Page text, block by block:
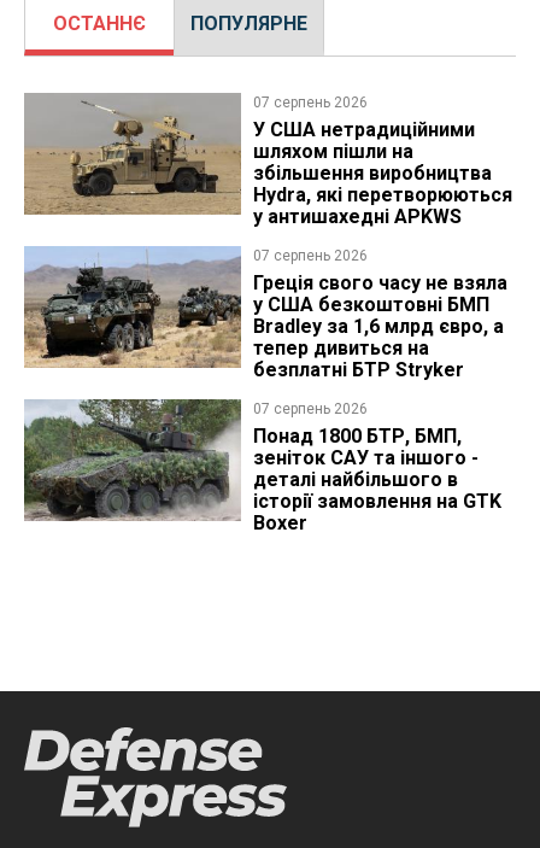
ОСТАННЄ ПОПУЛЯРНЕ
07 серпень 2026
У США нетрадиційними
шляхом пішли на
збільшення виробництва
Hydra, які перетворюються
у антишахедні APKWS
07 серпень 2026
Греція свого часу не взяла
у США безкоштовні БМП
Bradley за 1,6 млрд євро, а
тепер дивиться на
безплатні БТР Stryker
07 серпень 2026
Понад 1800 БТР, БМП,
зеніток САУ та іншого -
деталі найбільшого в
історії замовлення на GTK
Boxer